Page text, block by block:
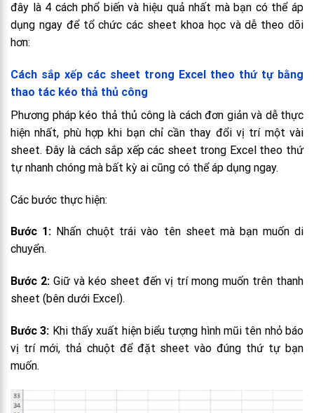
đây là 4 cách phổ biến và hiệu quả nhất mà bạn có thể áp
dụng ngay để tổ chức các sheet khoa học và dễ theo dõi
hơn:
Cách sắp xếp các sheet trong Excel theo thứ tự bằng
thao tác kéo thả thủ công
Phương pháp kéo thả thủ công là cách đơn giản và dễ thực
hiện nhất, phù hợp khi bạn chỉ cần thay đổi vị trí một vài
sheet. Đây là cách sắp xếp các sheet trong Excel theo thứ
tự nhanh chóng mà bất kỳ ai cũng có thể áp dụng ngay.
Các bước thực hiện:
Bước 1: Nhấn chuột trái vào tên sheet mà bạn muốn di
chuyển.
Bước 2: Giữ và kéo sheet đến vị trí mong muốn trên thanh
sheet (bên dưới Excel).
Bước 3: Khi thấy xuất hiện biểu tượng hình mũi tên nhỏ báo
vị trí mới, thả chuột để đặt sheet vào đúng thứ tự bạn
muốn.